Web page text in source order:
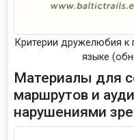
Критерии дружелюбия к
языке
Материалы для
маршрутов и
нарушениями